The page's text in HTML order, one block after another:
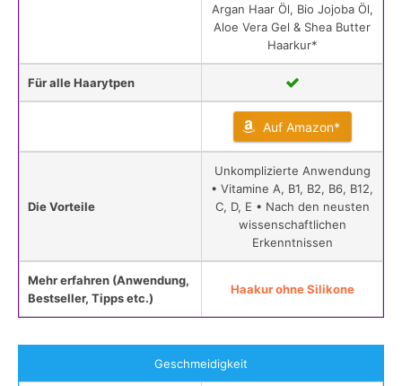
Argan Haar Öl, Bio Jojoba Öl,
Aloe Vera Gel & Shea Butter
Haarkur*
Für alle Haarytpen
Auf Amazon*
Die Vorteile
Unkomplizierte Anwendung
• Vitamine A, B1, B2, B6, B12,
C, D, E • Nach den neusten
wissenschaftlichen
Erkenntnissen
Mehr erfahren (Anwendung,
Bestseller, Tipps etc.)
Haakur ohne Silikone
Geschmeidigkeit